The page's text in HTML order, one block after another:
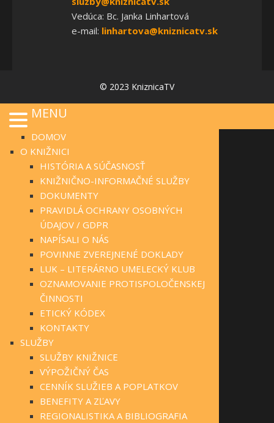
Vedúca: Bc. Janka Linhartová
e-mail: linhartova@kniznicatv.sk
© 2023 KniznicaTV
MENU
DOMOV
O KNIŽNICI
HISTÓRIA A SÚČASNOSŤ
KNIŽNIČNO-INFORMAČNÉ SLUŽBY
DOKUMENTY
PRAVIDLÁ OCHRANY OSOBNÝCH
ÚDAJOV / GDPR
NAPÍSALI O NÁS
POVINNE ZVEREJNENÉ DOKLADY
LUK – LITERÁRNO UMELECKÝ KLUB
OZNAMOVANIE PROTISPOLOČENSKEJ
ČINNOSTI
ETICKÝ KÓDEX
KONTAKTY
SLUŽBY
SLUŽBY KNIŽNICE
VÝPOŽIČNÝ ČAS
CENNÍK SLUŽIEB A POPLATKOV
BENEFITY A ZĽAVY
REGIONALISTIKA A BIBLIOGRAFIA